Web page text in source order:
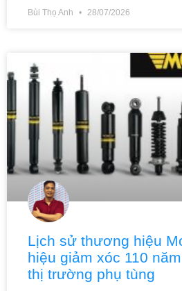
Bùi Thọ Anh 28/07/2026
Lịch sử thương hiệu
hiệu giảm xóc 110
thị trường phụ tùng